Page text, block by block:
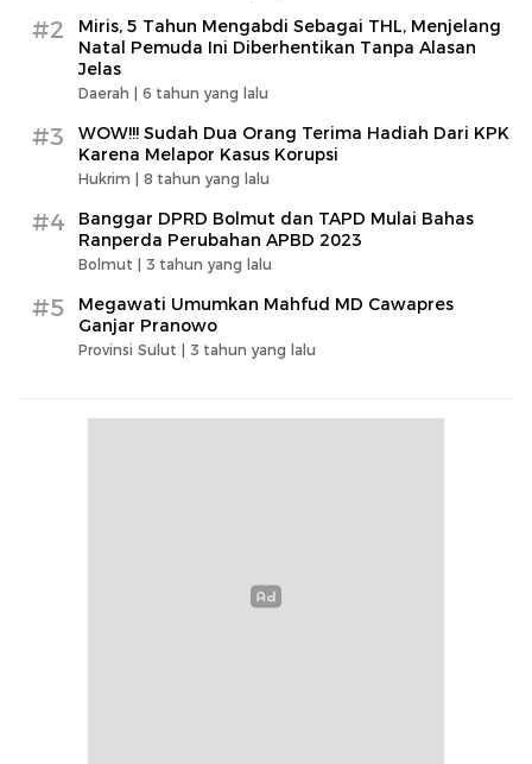
#2
Miris, 5 Tahun Mengabdi Sebagai THL, Menjelang
Natal Pemuda Ini Diberhentikan Tanpa Alasan
Jelas
Daerah | 6 tahun yang lalu
#3
WOW!!! Sudah Dua Orang Terima Hadiah Dari KPK
Karena Melapor Kasus Korupsi
Hukrim | 8 tahun yang lalu
#4
Banggar DPRD Bolmut dan TAPD Mulai Bahas
Ranperda Perubahan APBD 2023
Bolmut | 3 tahun yang lalu
#5
Megawati Umumkan Mahfud MD Cawapres
Ganjar Pranowo
Provinsi Sulut | 3 tahun yang lalu